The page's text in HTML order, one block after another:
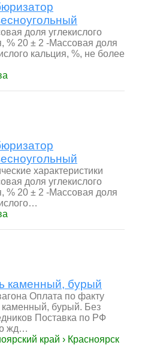
доля углекислого
% 20 ± 2 -Массовая доля
кальция, %, не более
характеристики
доля углекислого
% 20 ± 2 -Массовая доля
каменный, бурый
Оплата по факту
каменный, бурый. Без
Поставка по РФ
жд…
край › Красноярск